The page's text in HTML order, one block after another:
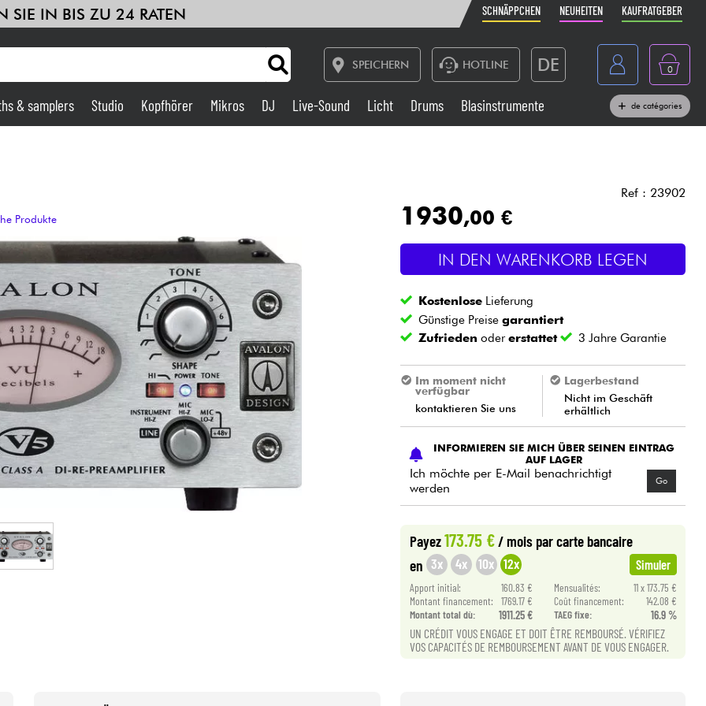
SIE IN BIS ZU 24 RATEN SCHNÄPPCHEN NEUHEITEN KAUFRATGEBER
SPEICHERN HOTLINE DE
Belgique
Nederland
0
Live-Sound
Drums Blasinstrumente
Kinder Kabel & Zubehöre
Bundle
Sehen Sie sich unsere Marken an
& samplers Studio Kopfhörer Mikros DJ Live-Sound Licht Drums Blasinstrumente de catégories
Produkte
Ref : 23902
1930,00 €
IN DEN WARENKORB LEGEN
Kostenlose Lieferung
Günstige Preisegarantiert
Zufrieden odererstattet 3 Jahre Garantie
Im moment nicht
verfügbar
kontaktieren Sie uns
Lagerbestand
Nicht im Geschäft
erhältlich
INFORMIEREN SIE MICH ÜBER SEINEN EINTRAG
AUF LAGER
Ich möchte per E-Mail benachrichtigt
werden
Go
Payez173.75 €/ mois par carte bancaire
en 3x 4x 10x 12x Simuler
Apport initial: 160.83 € Mensualités:
11 x 173.75 €
Montant financement:
1769.17 € Coût financement:
142.08 €
Montant total dù:
1911.25 € TAEG fixe: 16.9 %
UN CRÉDIT VOUS ENGAGE ET DOIT ÊTRE REMBOURSÉ. VÉRIFIEZ
VOS CAPACITÉS DE REMBOURSEMENT AVANT DE VOUS ENGAGER.